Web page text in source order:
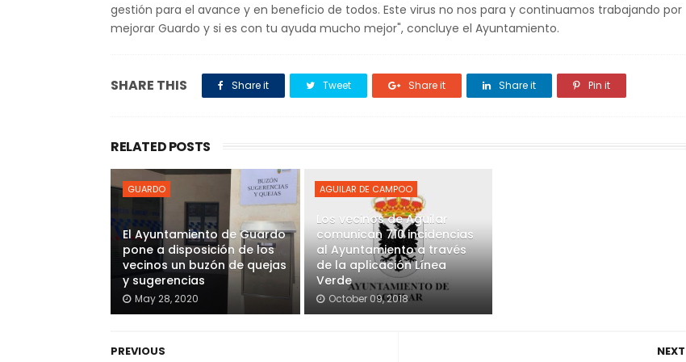
gestión para el avance y en beneficio de todos. Este virus no nos para y continuamos trabajando por
mejorar Guardo y si es con tu ayuda mucho mejor", concluye el Ayuntamiento.
SHARE THIS Share it Tweet Share it Share it Pin it
RELATED POSTS
GUARDO
El Ayuntamiento de Guardo
pone a disposición de los
vecinos un buzón de quejas
y sugerencias
May 28, 2020
AGUILAR DE CAMPOO
Los vecinos de Aguilar
comunican 710 incidencias
al Ayuntamiento a través
de la aplicación Línea
Verde
October 09, 2018
NEXT
PREVIOUS